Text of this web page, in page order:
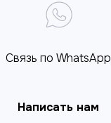
Связь по WhatsApp
Написать нам